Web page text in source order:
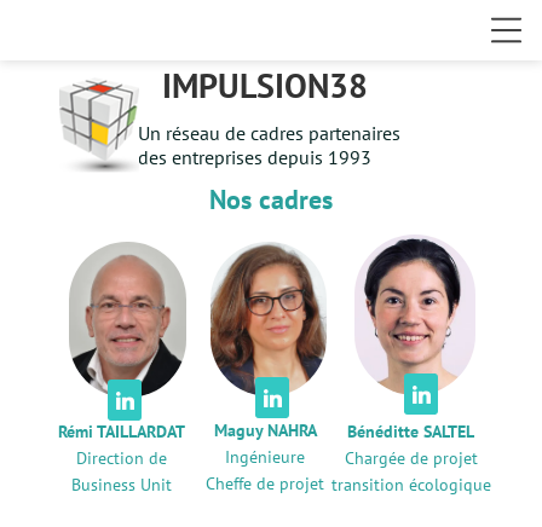
IMPULSION38
Un réseau de cadres partenaires
des entreprises depuis 1993

Maguy NAHRA
Ingénieure
Cheffe de projet
Nos cadres
 
Rémi TAILLARDAT
Direction de
Business Unit
Bénéditte SALTEL
Chargée de projet
transition écologique